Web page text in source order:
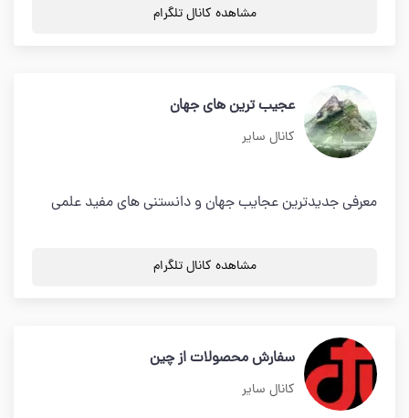
مشاهده کانال تلگرام
عجیب ترین های جهان
کانال سایر
معرفی جدیدترین عجایب جهان و دانستنی های مفید علمی
مشاهده کانال تلگرام
سفارش محصولات از چین
کانال سایر